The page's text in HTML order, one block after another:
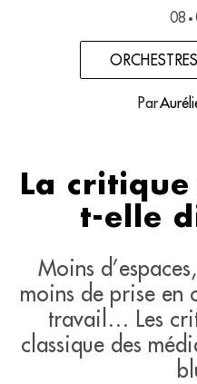
08 •
Par
La
t-elle
Moins
moins de prise en
travail… Les
classique des